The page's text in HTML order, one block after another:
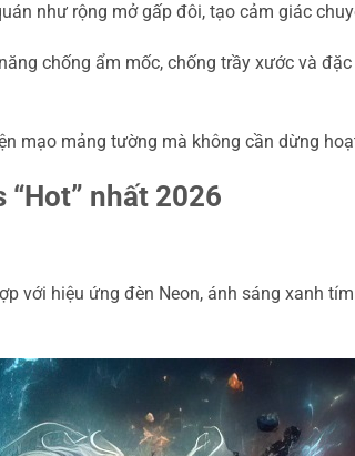
như rộng mở gấp đôi, tạo cảm giác
chống ẩm mốc, chống trầy xước và
mạo mảng tường mà không cần dừng
nhất 2026
với hiệu ứng đèn Neon, ánh sáng xanh